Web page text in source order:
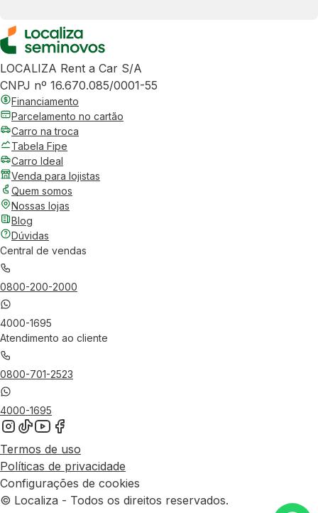
LOCALIZA Rent a Car S/A
CNPJ nº 16.670.085/0001-55
Financiamento
Parcelamento no cartão
Carro na troca
Tabela Fipe
Carro Ideal
Venda para lojistas
Quem somos
Nossas lojas
Blog
Dúvidas
Central de vendas
0800-200-2000
4000-1695
Atendimento ao cliente
0800-701-2523
4000-1695
Termos de uso
Políticas de privacidade
Configurações de cookies
© Localiza - Todos os direitos reservados.